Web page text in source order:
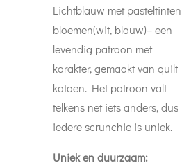
Lichtblauw met pasteltinten
bloemen(wit, blauw)– een
levendig patroon met
karakter, gemaakt van quilt
katoen. Het patroon valt
telkens net iets anders, dus
iedere scrunchie is uniek.
Uniek en duurzaam: